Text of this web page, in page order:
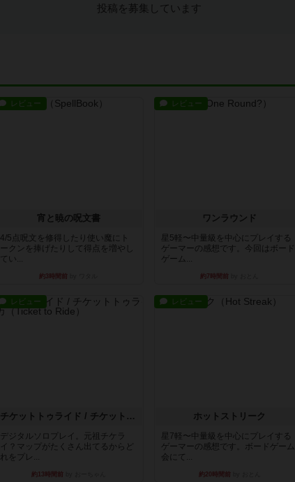
投稿を募集しています
レビュー
宵と暁の呪文書
4/5点呪文を修得したり使い魔にト
ークンを捧げたりして得点を増やし
てい...
約3時間前
レビュー
ワンラウンド
星5軽〜中量級を中心にプレイする
ゲーマーの感想です。今回はボード
ゲーム...
約7時間前
レビュー
チケットトゥライド / チケットトゥライドアメリカ
デジタルソロプレイ。元祖チケラ
イ？マップがたくさん出てるからど
れをプレ...
約13時間前
レビュー
ホットストリーク
星7軽〜中量級を中心にプレイする
ゲーマーの感想です。ボードゲーム
会にて...
約20時間前